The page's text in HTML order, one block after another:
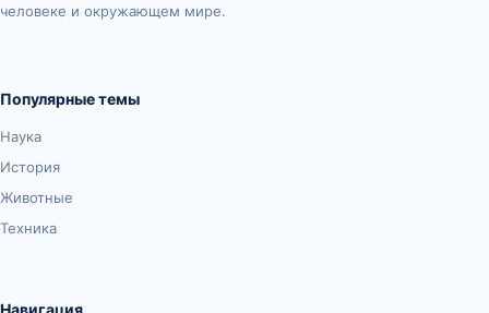
человеке и окружающем мире.
Популярные темы
Наука
История
Животные
Техника
Навигация